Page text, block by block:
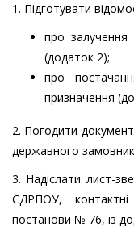
1. Підготувати
про
(додаток 2);
про
призначення
2. Погодити
державного
3. Надіслати лист-
ЄДРПОУ,
постанови № 76, із